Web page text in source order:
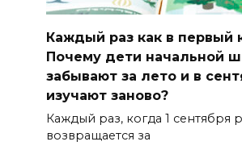
Каждый раз как в первый
Почему дети начальной
забывают за лето и в
изучают заново?
Каждый раз, когда 1 сентября
возвращается за